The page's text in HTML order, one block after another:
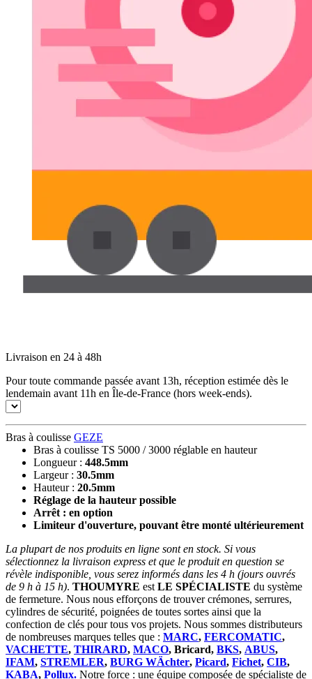
Livraison en 24 à 48h
Pour toute commande passée avant 13h, réception estimée dès le
lendemain avant 11h en Île-de-France (hors week-ends).
Bras à coulisse GEZE
Bras à coulisse TS 5000 / 3000 réglable en hauteur
Longueur : 448.5mm
Largeur : 30.5mm
Hauteur : 20.5mm
Réglage de la hauteur possible
Arrêt : en option
Limiteur d'ouverture, pouvant être monté ultérieurement
La plupart de nos produits en ligne sont en stock. Si vous
sélectionnez la livraison express et que le produit en question se
révèle indisponible, vous serez informés dans les 4 h (jours ouvrés
de 9 h à 15 h). THOUMYRE est LE SPÉCIALISTE du système
de fermeture. Nous nous efforçons de trouver crémones, serrures,
cylindres de sécurité, poignées de toutes sortes ainsi que la
confection de clés pour tous vos projets. Nous sommes distributeurs
de nombreuses marques telles que : MARC, FERCOMATIC,
VACHETTE, THIRARD, MACO, Bricard, BKS, ABUS,
IFAM, STREMLER, BURG WÄchter, Picard, Fichet, CIB,
KABA, Pollux. Notre force : une équipe composée de spécialiste de